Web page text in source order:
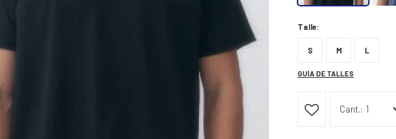
Talle:
S M L
GUÍA DE TALLES
1